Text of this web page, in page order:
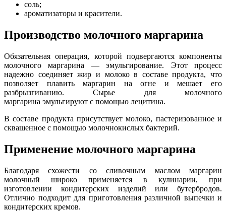
соль;
ароматизаторы и красители.
Производство молочного маргарина
Обязательная операция, которой подвергаются компоненты
молочного маргарина — эмульгирование. Этот процесс
надежно соединяет жир и молоко в составе продукта, что
позволяет плавить маргарин на огне и мешает его
разбрызгиванию. Сырье для молочного
маргарина эмульгируют с помощью лецитина.
В составе продукта присутствует молоко, пастеризованное и
сквашенное с помощью молочнокислых бактерий.
Применение молочного маргарина
Благодаря схожести со сливочным маслом маргарин
молочный широко применяется в кулинарии, при
изготовлении кондитерских изделий или бутербродов.
Отлично подходит для приготовления различной выпечки и
кондитерских кремов.